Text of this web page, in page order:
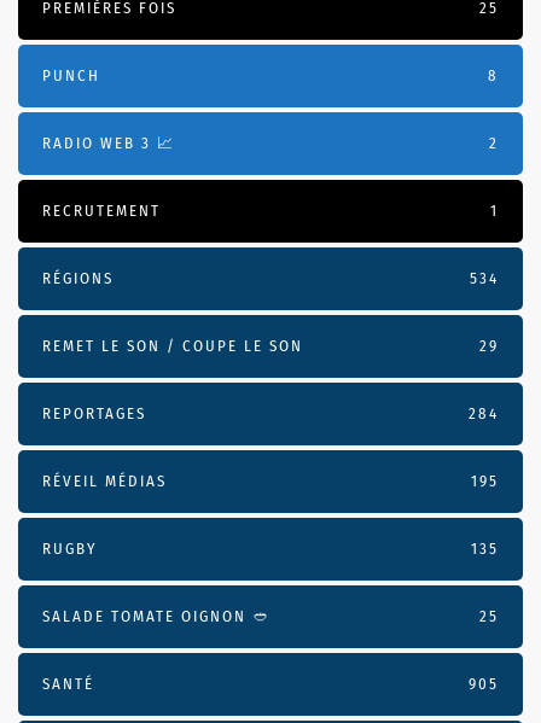
PREMIÈRES FOIS 25
PUNCH 8
RADIO WEB 3 📈 2
RECRUTEMENT 1
RÉGIONS 534
REMET LE SON / COUPE LE SON 29
REPORTAGES 284
RÉVEIL MÉDIAS 195
RUGBY 135
SALADE TOMATE OIGNON 🥙 25
SANTÉ 905